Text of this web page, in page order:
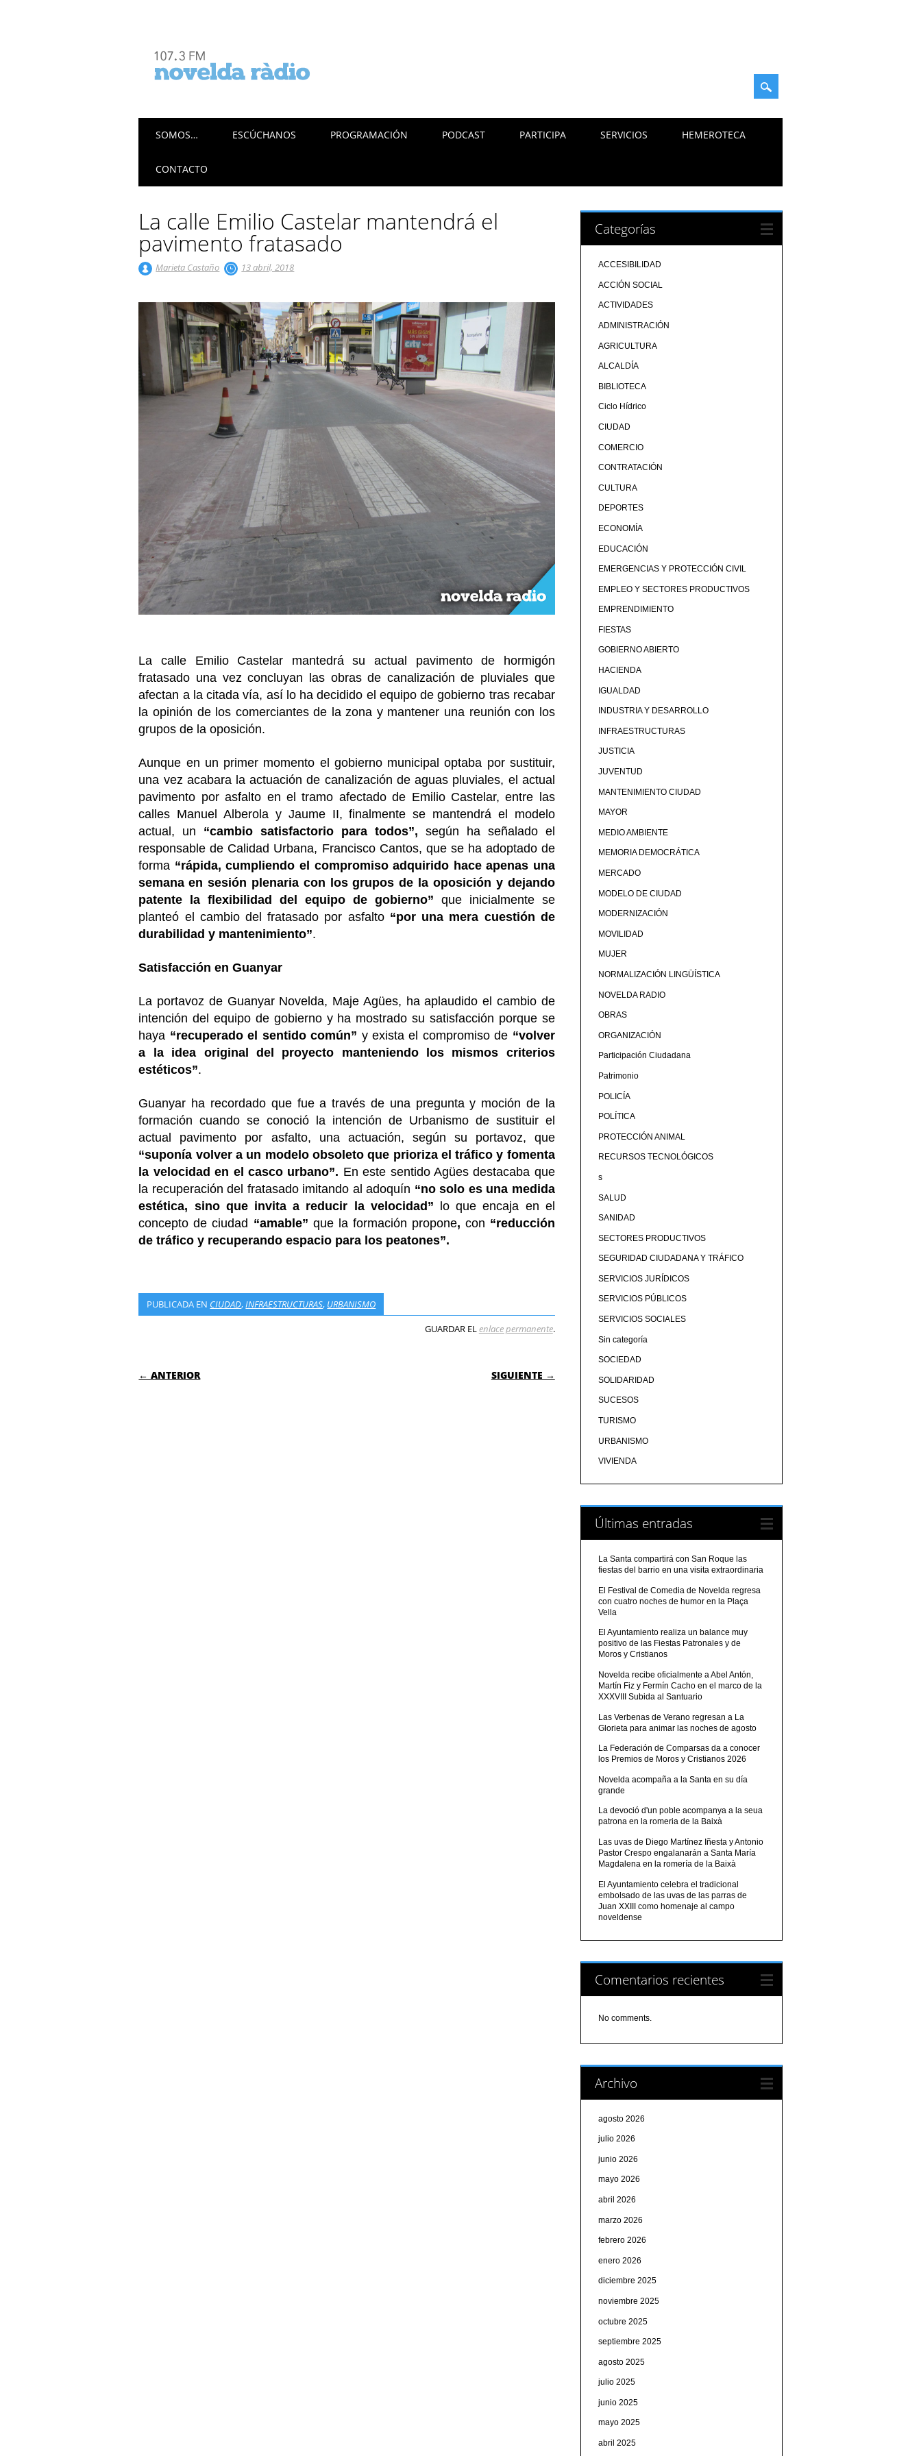
Menú principal
SOMOS… ESCÚCHANOS PROGRAMACIÓN PODCAST PARTICIPA SERVICIOS HEMEROTECA
CONTACTO
La calle Emilio Castelar mantendrá el
pavimento fratasado
Marieta Castaño 13 abril, 2018
La calle Emilio Castelar mantedrá su actual pavimento de hormigón
fratasado una vez concluyan las obras de canalización de pluviales que
afectan a la citada vía, así lo ha decidido el equipo de gobierno tras recabar
la opinión de los comerciantes de la zona y mantener una reunión con los
grupos de la oposición.
Aunque en un primer momento el gobierno municipal optaba por sustituir,
una vez acabara la actuación de canalización de aguas pluviales, el actual
pavimento por asfalto en el tramo afectado de Emilio Castelar, entre las
calles Manuel Alberola y Jaume II, finalmente se mantendrá el modelo
actual, un “cambio satisfactorio para todos”, según ha señalado el
responsable de Calidad Urbana, Francisco Cantos, que se ha adoptado de
forma “rápida, cumpliendo el compromiso adquirido hace apenas una
semana en sesión plenaria con los grupos de la oposición y dejando
patente la flexibilidad del equipo de gobierno” que inicialmente se
planteó el cambio del fratasado por asfalto “por una mera cuestión de
durabilidad y mantenimiento”.
Satisfacción en Guanyar
La portavoz de Guanyar Novelda, Maje Agües, ha aplaudido el cambio de
intención del equipo de gobierno y ha mostrado su satisfacción porque se
haya “recuperado el sentido común” y exista el compromiso de “volver
a la idea original del proyecto manteniendo los mismos criterios
estéticos”.
Guanyar ha recordado que fue a través de una pregunta y moción de la
formación cuando se conoció la intención de Urbanismo de sustituir el
actual pavimento por asfalto, una actuación, según su portavoz, que
“suponía volver a un modelo obsoleto que prioriza el tráfico y fomenta
la velocidad en el casco urbano”. En este sentido Agües destacaba que
la recuperación del fratasado imitando al adoquín “no solo es una medida
estética, sino que invita a reducir la velocidad” lo que encaja en el
concepto de ciudad “amable” que la formación propone, con “reducción
de tráfico y recuperando espacio para los peatones”.
PUBLICADA EN CIUDAD,INFRAESTRUCTURAS, URBANISMO
GUARDAR EL enlace permanente.
NAVEGACIÓN DE ENTRADAS
← ANTERIOR SIGUIENTE →
Categorías
ACCESIBILIDAD
ACCIÓN SOCIAL
ACTIVIDADES
ADMINISTRACIÓN
AGRICULTURA
ALCALDÍA
BIBLIOTECA
Ciclo Hídrico
CIUDAD
COMERCIO
CONTRATACIÓN
CULTURA
DEPORTES
ECONOMÍA
EDUCACIÓN
EMERGENCIAS Y PROTECCIÓN CIVIL
EMPLEO Y SECTORES PRODUCTIVOS
EMPRENDIMIENTO
FIESTAS
GOBIERNO ABIERTO
HACIENDA
IGUALDAD
INDUSTRIA Y DESARROLLO
INFRAESTRUCTURAS
JUSTICIA
JUVENTUD
MANTENIMIENTO CIUDAD
MAYOR
MEDIO AMBIENTE
MEMORIA DEMOCRÁTICA
MERCADO
MODELO DE CIUDAD
MODERNIZACIÓN
MOVILIDAD
MUJER
NORMALIZACIÓN LINGÜÍSTICA
NOVELDA RADIO
OBRAS
ORGANIZACIÓN
Participación Ciudadana
Patrimonio
POLICÍA
POLÍTICA
PROTECCIÓN ANIMAL
RECURSOS TECNOLÓGICOS
s
SALUD
SANIDAD
SECTORES PRODUCTIVOS
SEGURIDAD CIUDADANA Y TRÁFICO
SERVICIOS JURÍDICOS
SERVICIOS PÚBLICOS
SERVICIOS SOCIALES
Sin categoría
SOCIEDAD
SOLIDARIDAD
SUCESOS
TURISMO
URBANISMO
VIVIENDA
Últimas entradas
La Santa compartirá con San Roque las
fiestas del barrio en una visita extraordinaria
El Festival de Comedia de Novelda regresa
con cuatro noches de humor en la Plaça
Vella
El Ayuntamiento realiza un balance muy
positivo de las Fiestas Patronales y de
Moros y Cristianos
Novelda recibe oficialmente a Abel Antón,
Martín Fiz y Fermín Cacho en el marco de la
XXXVIII Subida al Santuario
Las Verbenas de Verano regresan a La
Glorieta para animar las noches de agosto
La Federación de Comparsas da a conocer
los Premios de Moros y Cristianos 2026
Novelda acompaña a la Santa en su día
grande
La devoció d'un poble acompanya a la seua
patrona en la romeria de la Baixà
Las uvas de Diego Martínez Iñesta y Antonio
Pastor Crespo engalanarán a Santa María
Magdalena en la romería de la Baixà
El Ayuntamiento celebra el tradicional
embolsado de las uvas de las parras de
Juan XXIII como homenaje al campo
noveldense
Comentarios recientes
No comments.
Archivo
agosto 2026
julio 2026
junio 2026
mayo 2026
abril 2026
marzo 2026
febrero 2026
enero 2026
diciembre 2025
noviembre 2025
octubre 2025
septiembre 2025
agosto 2025
julio 2025
junio 2025
mayo 2025
abril 2025